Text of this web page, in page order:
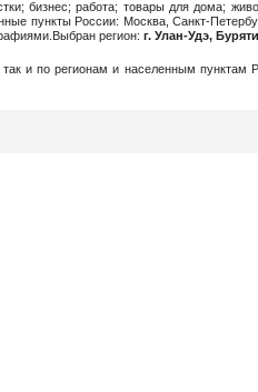
бизнес; работа; товары для дома;
пункты России: Москва, Санкт-
регион: г. Улан-Удэ,
и по регионам и населенным пунктам